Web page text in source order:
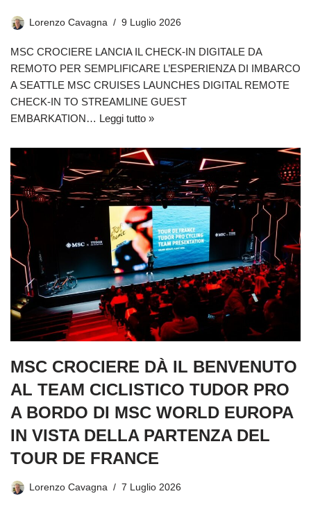
Lorenzo Cavagna 9 Luglio 2026
MSC CROCIERE LANCIA IL CHECK-IN DIGITALE DA
REMOTO PER SEMPLIFICARE L’ESPERIENZA DI IMBARCO
A SEATTLE MSC CRUISES LAUNCHES DIGITAL REMOTE
CHECK-IN TO STREAMLINE GUEST
EMBARKATION… Leggi tutto »
MSC CROCIERE DÀ IL BENVENUTO
AL TEAM CICLISTICO TUDOR PRO
A BORDO DI MSC WORLD EUROPA
IN VISTA DELLA PARTENZA DEL
TOUR DE FRANCE
Lorenzo Cavagna 7 Luglio 2026